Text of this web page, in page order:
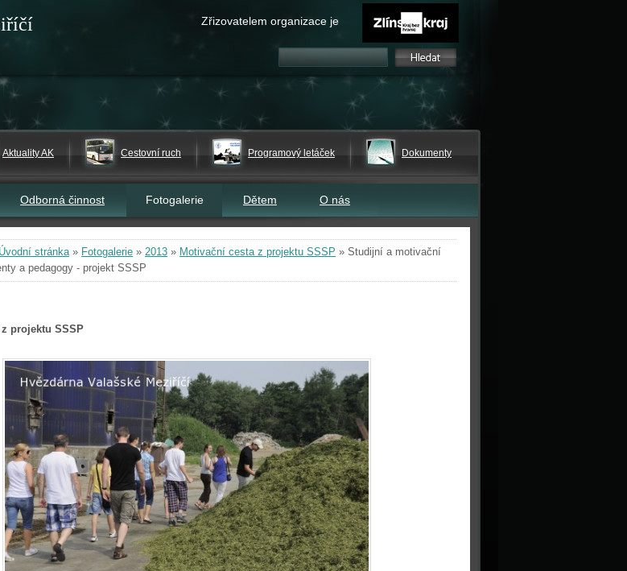
Zřizovatelem organizace je
Aktuality AK Cestovní ruch Programový letáček Dokumenty
Odborná činnost Fotogalerie Dětem O nás
Úvodní stránka» Fotogalerie » 2013 » Motivační cesta z projektu SSSP » Studijní a motivační
a pedagogy - projekt SSSP
projektu SSSP